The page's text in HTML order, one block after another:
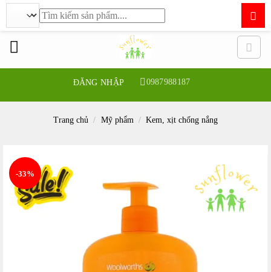
ĐĂNG NHẬP 0987988187
Tìm
kiếm:
Trang chủ / Mỹ phẩm / Kem, xịt chống nắng
-33%